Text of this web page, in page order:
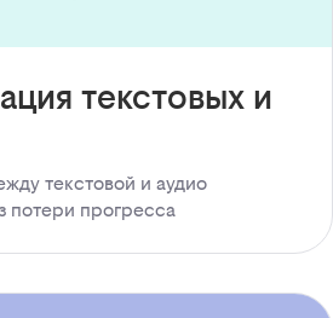
текстовых и
текстовой и аудио
потери прогресса